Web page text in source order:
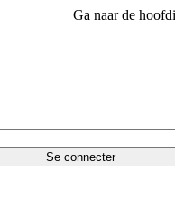
Ga naar de
Se connecter